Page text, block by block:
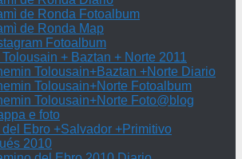
de Ronda Fotoalbum
de Ronda Map
Fotoalbum
+ Baztan + Norte 2011
Tolousain+Baztan +Norte Diario
Tolousain+Norte Fotoalbum
Tolousain+Norte Foto@blog
e foto
Ebro +Salvador +Primitivo
2010